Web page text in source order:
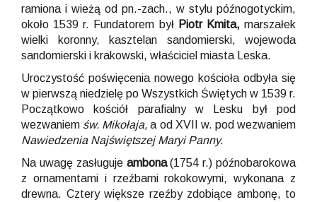
ramiona i wieżą od pn.-zach., w stylu późnogotyckim,
około 1539 r. Fundatorem był Piotr Kmita, marszałek
wielki koronny, kasztelan sandomierski, wojewoda
sandomierski i krakowski, właściciel miasta Leska.
Uroczystość poświęcenia nowego kościoła odbyła się
w pierwszą niedzielę po Wszystkich Świętych w 1539 r.
Początkowo kościół parafialny w Lesku był pod
wezwaniem św. Mikołaja, a od XVII w. pod wezwaniem
Nawiedzenia Najświętszej Maryi Panny.
Na uwagę zasługuje ambona(1754 r.) późnobarokowa
z ornamentami i rzeźbami rokokowymi, wykonana z
drewna. Cztery większe rzeźby zdobiące ambonę, to